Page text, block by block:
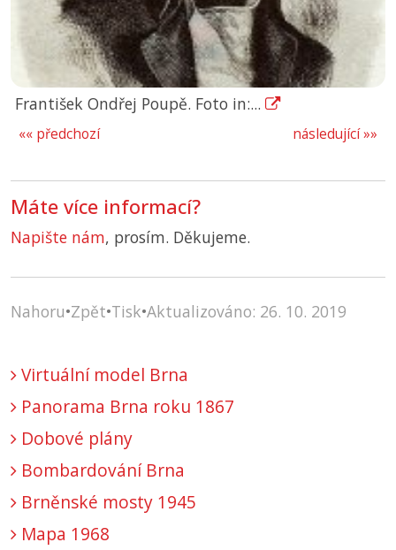
František Ondřej Poupě. Foto in:...
následující »»
«« předchozí
Máte více informací?
Napište nám, prosím. Děkujeme.
Nahoru•Zpět•Tisk•Aktualizováno: 26. 10. 2019
Virtuální model Brna
Panorama Brna roku 1867
Dobové plány
Bombardování Brna
Brněnské mosty 1945
Mapa 1968